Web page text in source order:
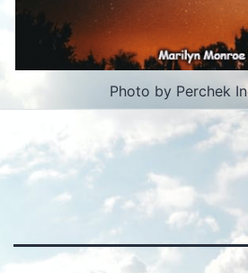
Photo by Perchek